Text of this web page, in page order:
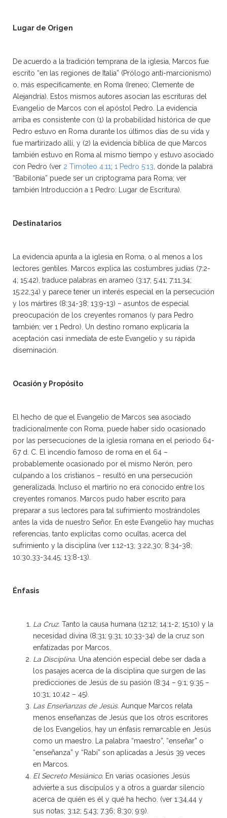
Lugar de Origen
De acuerdo a la tradición temprana de la iglesia, Marcos fue
escrito “en las regiones de Italia” (Prólogo anti-marcionismo)
o, más específicamente, en Roma (Ireneo; Clemente de
Alejandría). Estos mismos autores asocian las escrituras del
Evangelio de Marcos con el apóstol Pedro. La evidencia
arriba es consistente con (1) la probabilidad histórica de que
Pedro estuvo en Roma durante los últimos días de su vida y
fue martirizado allí, y (2) la evidencia bíblica de que Marcos
también estuvo en Roma al mismo tiempo y estuvo asociado
con Pedro (ver 2 Timoteo 4:11; 1 Pedro 5:13 , donde la palabra
“Babilonia” puede ser un criptograma para Roma; ver
también Introducción a 1 Pedro: Lugar de Escritura).
Destinatarios
La evidencia apunta a la iglesia en Roma, o al menos a los
lectores gentiles. Marcos explica las costumbres judías (7:2-
4; 15:42), traduce palabras en arameo (3:17; 5:41; 7:11,34;
15:22,34) y parece tener un interés especial en la persecución
y los mártires (8:34-38; 13:9-13) – asuntos de especial
preocupación de los creyentes romanos (y para Pedro
también; ver 1 Pedro). Un destino romano explicaría la
aceptación casi inmediata de este Evangelio y su rápida
diseminación.
Ocasión y Propósito
El hecho de que el Evangelio de Marcos sea asociado
tradicionalmente con Roma, puede haber sido ocasionado
por las persecuciones de la iglesia romana en el periodo 64-
67 d. C. El incendio famoso de roma en el 64 –
probablemente ocasionado por el mismo Nerón, pero
culpando a los cristianos – resultó en una persecución
generalizada. Incluso el martirio no era conocido entre los
creyentes romanos. Marcos pudo haber escrito para
preparar a sus lectores para tal sufrimiento mostrándoles
antes la vida de nuestro Señor. En este Evangelio hay muchas
referencias, tanto explícitas como ocultas, acerca del
sufrimiento y la disciplina (ver 1:12-13; 3:22,30; 8:34-38;
10:30,33-34,45; 13:8-13).
Énfasis
La Cruz. Tanto la causa humana (12:12; 14:1-2; 15:10) y la
necesidad divina (8:31; 9:31; 10:33-34) de la cruz son
enfatizadas por Marcos.
La Disciplina. Una atención especial debe ser dada a
los pasajes acerca de la disciplina que surgen de las
predicciones de Jesús de su pasión (8:34 – 9:1; 9:35 –
10:31; 10:42 – 45).
Las Enseñanzas de Jesús. Aunque Marcos relata
menos enseñanzas de Jesús que los otros escritores
de los Evangelios, hay un énfasis remarcable en Jesús
como un maestro. La palabra “maestro”, “enseñar” o
“enseñanza” y “Rabí” son aplicadas a Jesús 39 veces
en Marcos.
El Secreto Mesiánico. En varias ocasiones Jesús
advierte a sus discípulos y a otros a guardar silencio
acerca de quién es él y qué ha hecho. (ver 1:34,44 y
sus notas; 3:12; 5:43; 7.36; 8:30; 9:9).